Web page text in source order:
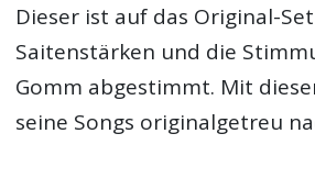
Dieser ist auf das Original-
Saitenstärken und die
Gomm abgestimmt. Mit
seine Songs originalgetreu